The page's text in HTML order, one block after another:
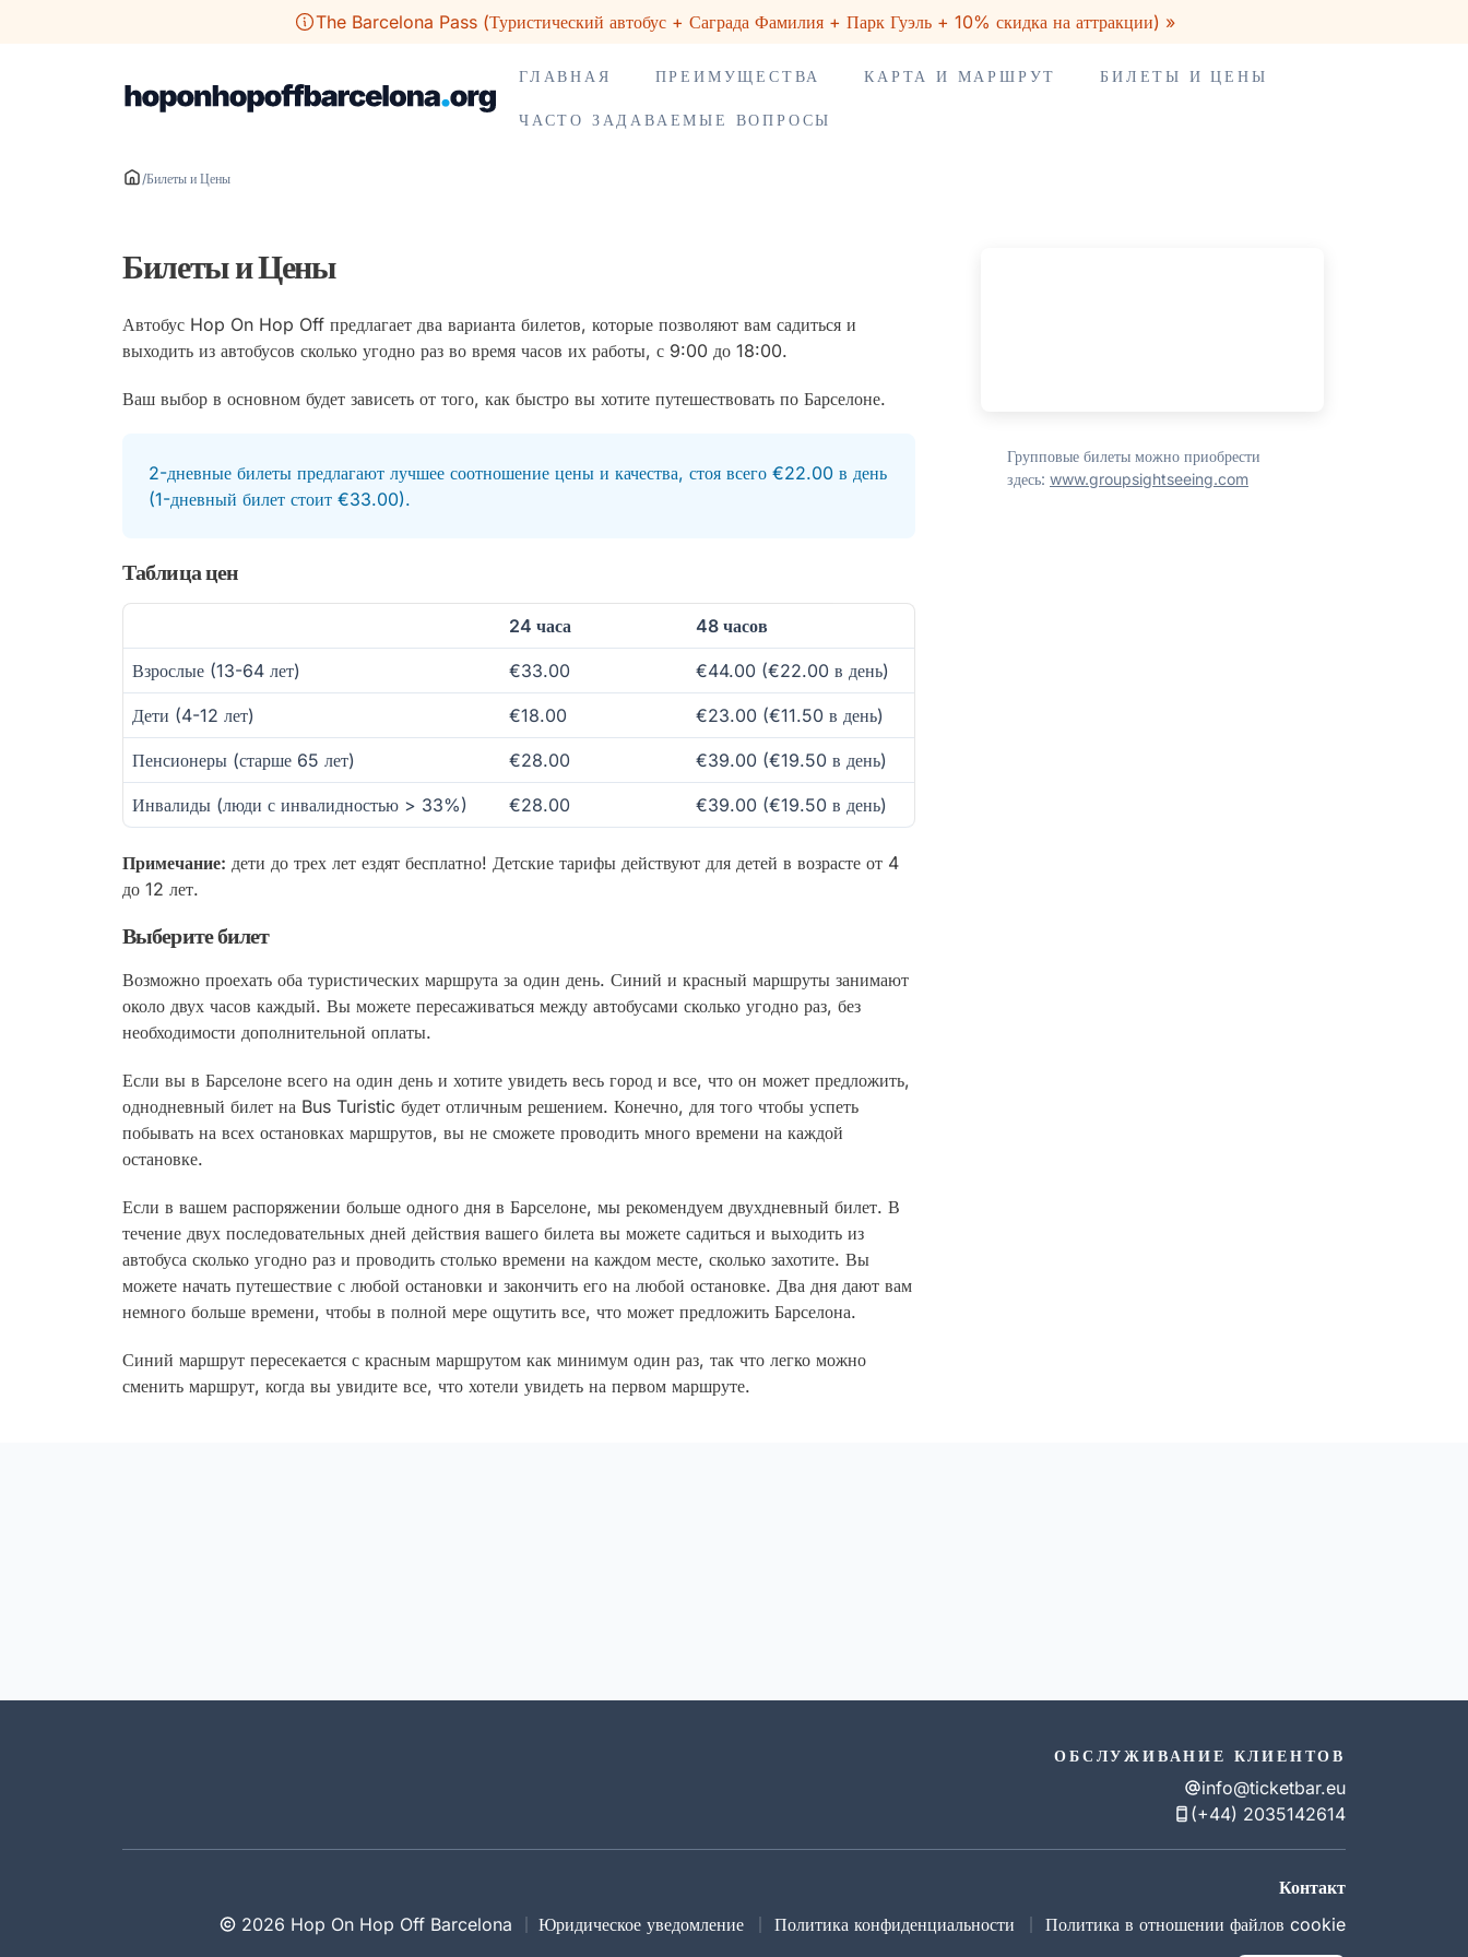
The Barcelona Pass (Туристический автобус + Саграда Фамилия + Парк Гуэль + 10% скидка на аттракции) »
ГЛАВНАЯ ПРЕИМУЩЕСТВА КАРТА И МАРШРУТ БИЛЕТЫ И ЦЕНЫ
ЧАСТО ЗАДАВАЕМЫЕ ВОПРОСЫ
/Билеты и Цены
Билеты и Цены
Автобус Hop On Hop Off предлагает два варианта билетов, которые позволяют вам садиться и
выходить из автобусов сколько угодно раз во время часов их работы, с 9:00 до 18:00.
Ваш выбор в основном будет зависеть от того, как быстро вы хотите путешествовать по Барселоне.
2-дневные билеты предлагают лучшее соотношение цены и качества, стоя всего €22.00 в день
(1-дневный билет стоит €33.00).
Таблица цен
24 часа 48 часов
Взрослые (13-64 лет) €33.00 €44.00 (€22.00 в день)
Дети (4-12 лет) €18.00 €23.00 (€11.50 в день)
Пенсионеры (старше 65 лет) €28.00 €39.00 (€19.50 в день)
Инвалиды (люди с инвалидностью > 33%) €28.00 €39.00 (€19.50 в день)
Примечание: дети до трех лет ездят бесплатно! Детские тарифы действуют для детей в возрасте от 4
до 12 лет.
Выберите билет
Возможно проехать оба туристических маршрута за один день. Синий и красный маршруты занимают
около двух часов каждый. Вы можете пересаживаться между автобусами сколько угодно раз, без
необходимости дополнительной оплаты.
Если вы в Барселоне всего на один день и хотите увидеть весь город и все, что он может предложить,
однодневный билет на Bus Turistic будет отличным решением. Конечно, для того чтобы успеть
побывать на всех остановках маршрутов, вы не сможете проводить много времени на каждой
остановке.
Если в вашем распоряжении больше одного дня в Барселоне, мы рекомендуем двухдневный билет. В
течение двух последовательных дней действия вашего билета вы можете садиться и выходить из
автобуса сколько угодно раз и проводить столько времени на каждом месте, сколько захотите. Вы
можете начать путешествие с любой остановки и закончить его на любой остановке. Два дня дают вам
немного больше времени, чтобы в полной мере ощутить все, что может предложить Барселона.
Синий маршрут пересекается с красным маршрутом как минимум один раз, так что легко можно
сменить маршрут, когда вы увидите все, что хотели увидеть на первом маршруте.
Групповые билеты можно приобрести
здесь: www.groupsightseeing.com
ОБСЛУЖИВАНИЕ КЛИЕНТОВ
info@ticketbar.eu
(+44) 2035142614
Контакт
2026 Hop On Hop Off Barcelona
Юридическое уведомление Политика конфиденциальности Политика в отношении файлов cookie